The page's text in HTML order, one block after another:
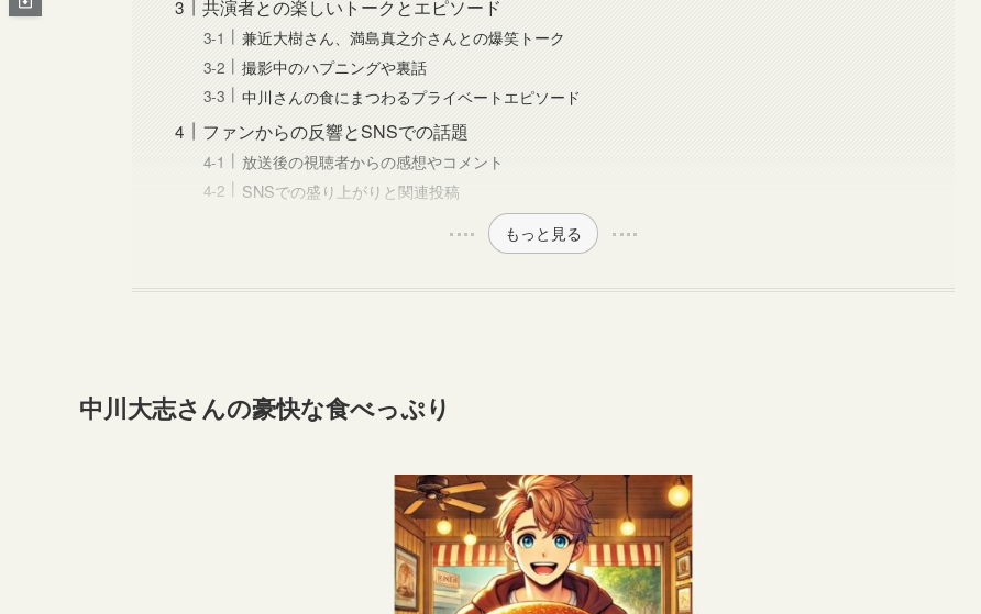
共演者との楽しいトークとエピソード
兼近大樹さん、満島真之介さんとの爆笑トーク
撮影中のハプニングや裏話
中川さんの食にまつわるプライベートエピソード
ファンからの反響とSNSでの話題
放送後の視聴者からの感想やコメント
SNSでの盛り上がりと関連投稿
もっと見る
中川大志さんの豪快な食べっぷり